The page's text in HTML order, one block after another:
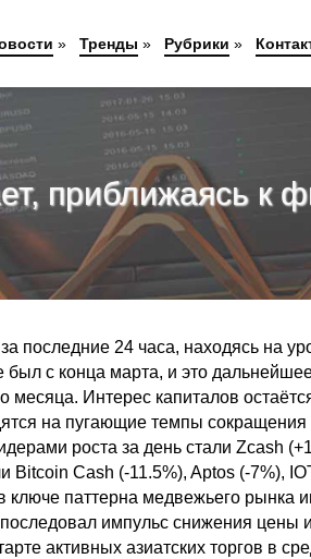
приближаясь к
последние 24 часа, находясь на
был с конца марта, и это
Интерес капиталов
на пугающие темпы сокращения
роста за день стали Zcash
Cash (-11.5%), Aptos (-7%),
паттерна медвежьего рынка
импульс снижения цены
активных азиатских торгов в
» Тренды » Рубрики »